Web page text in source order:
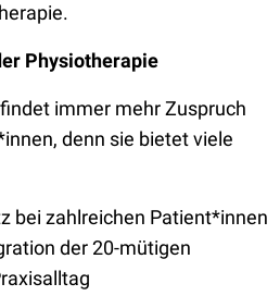
Physiotherapie
immer mehr Zuspruch
denn sie bietet viele
bei zahlreichen Patient*innen
der 20-mütigen